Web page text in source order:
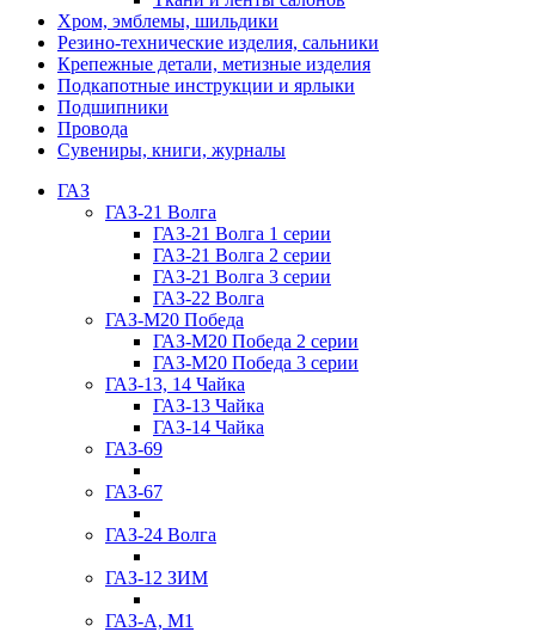
Хром, эмблемы, шильдики
Резино-технические изделия, сальники
Крепежные детали, метизные изделия
Подкапотные инструкции и ярлыки
Подшипники
Провода
Сувениры, книги, журналы
ГАЗ
ГАЗ-21 Волга
ГАЗ-21 Волга 1 серии
ГАЗ-21 Волга 2 серии
ГАЗ-21 Волга 3 серии
ГАЗ-22 Волга
ГАЗ-М20 Победа
ГАЗ-М20 Победа 2 серии
ГАЗ-М20 Победа 3 серии
ГАЗ-13, 14 Чайка
ГАЗ-13 Чайка
ГАЗ-14 Чайка
ГАЗ-69
ГАЗ-67
ГАЗ-24 Волга
ГАЗ-12 ЗИМ
ГАЗ-А, М1